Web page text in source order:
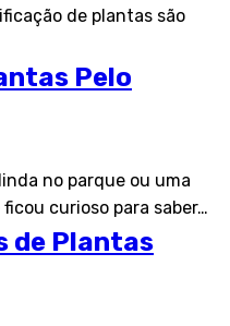
de plantas são
Pelo
no parque ou uma
curioso para saber…
de Plantas